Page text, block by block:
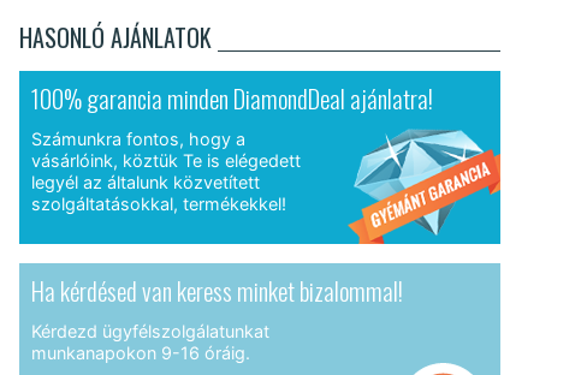
HASONLÓ AJÁNLATOK
100% garancia minden DiamondDeal ajánlatra!
Számunkra fontos, hogy a
vásárlóink, köztük Te is elégedett
legyél az általunk közvetített
szolgáltatásokkal, termékekkel!
Ha kérdésed van keress minket bizalommal!
Kérdezd ügyfélszolgálatunkat
munkanapokon 9-16 óráig.